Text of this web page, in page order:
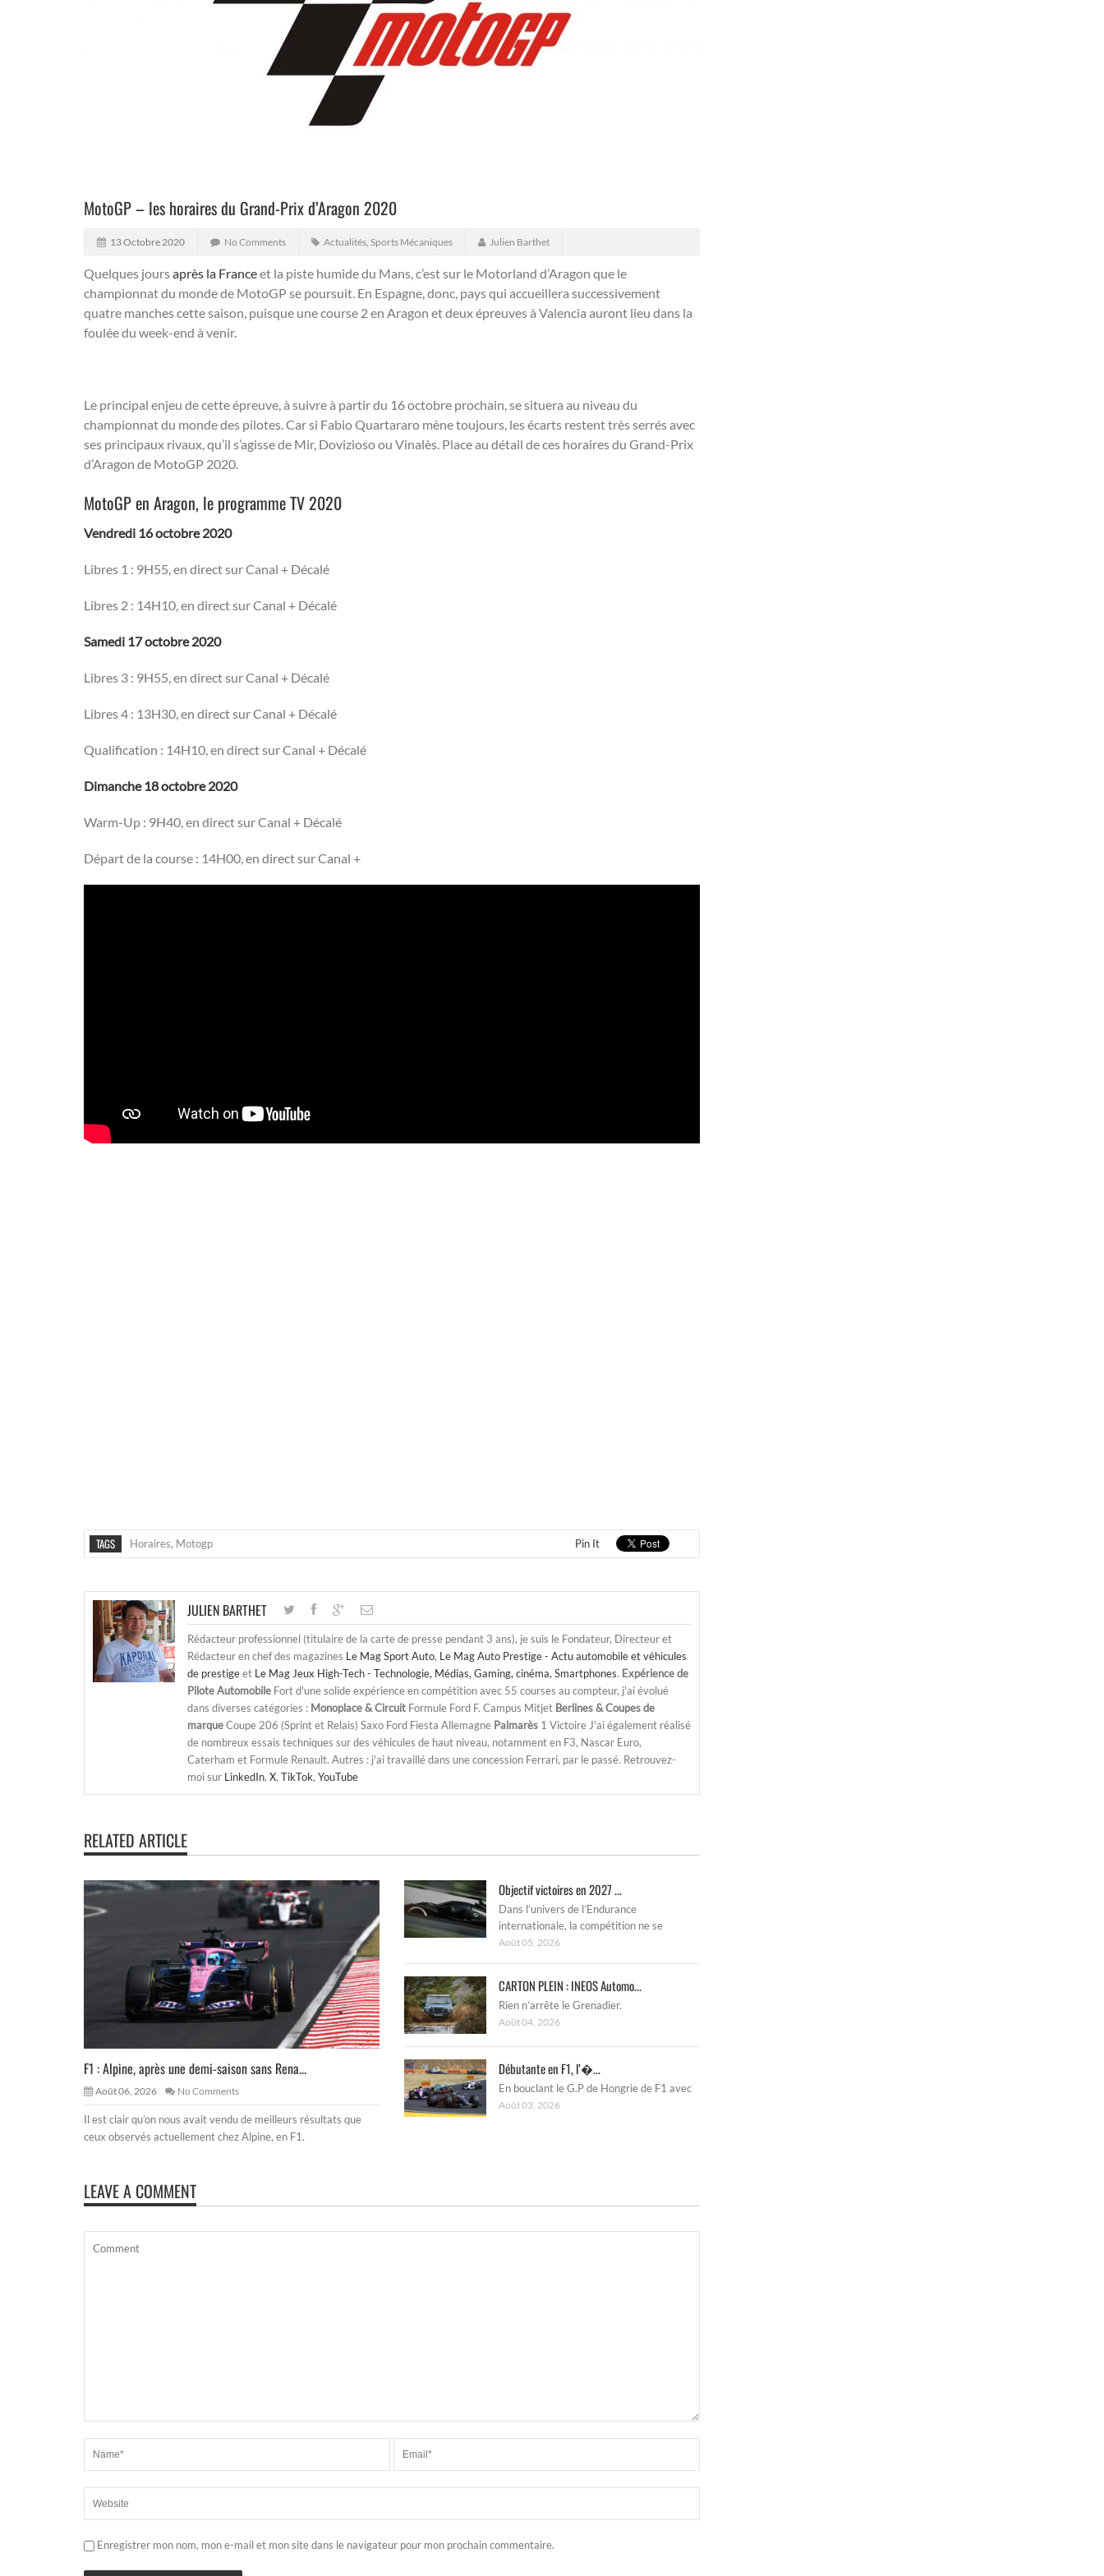
MotoGP – les horaires du Grand-Prix d’Aragon 2020
13 Octobre 2020 No Comments Actualités, Sports Mécaniques Julien Barthet
Quelques joursaprès la Franceet la piste humide du Mans, c’est sur le Motorland d’Aragon que le
championnat du monde de MotoGP se poursuit. En Espagne, donc, pays qui accueillera successivement
quatre manches cette saison, puisque une course 2 en Aragon et deux épreuves à Valencia auront lieu dans la
foulée du week-end à venir.
Le principal enjeu de cette épreuve, à suivre à partir du 16 octobre prochain, se situera au niveau du
championnat du monde des pilotes. Car si Fabio Quartararo mène toujours, les écarts restent très serrés avec
ses principaux rivaux, qu’il s’agisse de Mir, Dovizioso ou Vinalès. Place au détail de ces horaires du Grand-Prix
d’Aragon de MotoGP 2020.
MotoGP en Aragon, le programme TV 2020
Vendredi 16 octobre 2020
Libres 1 : 9H55, en direct sur Canal + Décalé
Libres 2 : 14H10, en direct sur Canal + Décalé
Samedi 17 octobre 2020
Libres 3 : 9H55, en direct sur Canal + Décalé
Libres 4 : 13H30, en direct sur Canal + Décalé
Qualification : 14H10, en direct sur Canal + Décalé
Dimanche 18 octobre 2020
Warm-Up : 9H40, en direct sur Canal + Décalé
Départ de la course : 14H00, en direct sur Canal +
TAGS Horaires, Motogp Pin It
JULIEN BARTHET
Rédacteur professionnel (titulaire de la carte de presse pendant 3 ans), je suis le Fondateur, Directeur et
Rédacteur en chef des magazines Le Mag Sport Auto, Le Mag Auto Prestige - Actu automobile et véhicules
de prestigeet Le Mag Jeux High-Tech - Technologie, Médias, Gaming, cinéma, Smartphones. Expérience de
Pilote Automobile Fort d'une solide expérience en compétition avec 55 courses au compteur, j'ai évolué
dans diverses catégories : Monoplace & Circuit Formule Ford F. Campus Mitjet Berlines & Coupes de
marqueCoupe 206 (Sprint et Relais) Saxo Ford Fiesta Allemagne Palmarès 1 Victoire J'ai également réalisé
de nombreux essais techniques sur des véhicules de haut niveau, notamment en F3, Nascar Euro,
Caterham et Formule Renault. Autres : j'ai travaillé dans une concession Ferrari, par le passé. Retrouvez-
moi sur LinkedIn, X, TikTok, YouTube
RELATED ARTICLE
F1 : Alpine, après une demi-saison sans Rena...
Août 06, 2026 No Comments
Il est clair qu’on nous avait vendu de meilleurs résultats que
ceux observés actuellement chez Alpine, en F1.
Objectif victoires en 2027 ...
Dans l’univers de l’Endurance
internationale, la compétition ne se
Août 05, 2026
CARTON PLEIN : INEOS Automo...
Rien n’arrête le Grenadier.
Août 04, 2026
Débutante en F1, l’�...
En bouclant le G.P de Hongrie de F1 avec
Août 03, 2026
LEAVE A COMMENT
Enregistrer mon nom, mon e-mail et mon site dans le navigateur pour mon prochain commentaire.